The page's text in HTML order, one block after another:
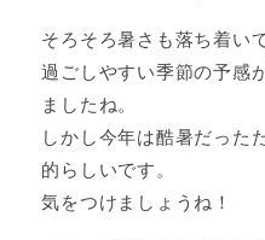
そろそろ暑さも落ち着い
過ごしやすい季節の予感
ましたね。
しかし今年は酷暑だった
的らしいです。
気をつけましょうね！